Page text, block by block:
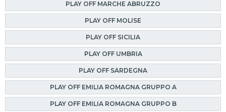
PLAY OFF MARCHE ABRUZZO
PLAY OFF MOLISE
PLAY OFF SICILIA
PLAY OFF UMBRIA
PLAY OFF SARDEGNA
PLAY OFF EMILIA ROMAGNA GRUPPO A
PLAY OFF EMILIA ROMAGNA GRUPPO B